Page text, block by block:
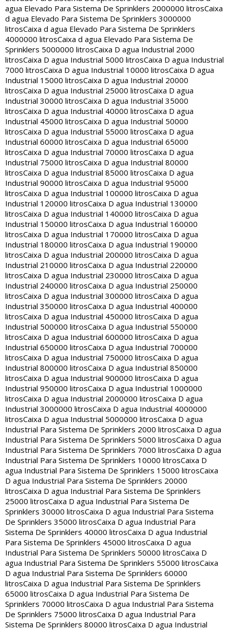
agua Elevado Para Sistema De Sprinklers 2000000 litrosCaixa
d agua Elevado Para Sistema De Sprinklers 3000000
litrosCaixa d agua Elevado Para Sistema De Sprinklers
4000000 litrosCaixa d agua Elevado Para Sistema De
Sprinklers 5000000 litrosCaixa D agua Industrial 2000
litrosCaixa D agua Industrial 5000 litrosCaixa D agua Industrial
7000 litrosCaixa D agua Industrial 10000 litrosCaixa D agua
Industrial 15000 litrosCaixa D agua Industrial 20000
litrosCaixa D agua Industrial 25000 litrosCaixa D agua
Industrial 30000 litrosCaixa D agua Industrial 35000
litrosCaixa D agua Industrial 40000 litrosCaixa D agua
Industrial 45000 litrosCaixa D agua Industrial 50000
litrosCaixa D agua Industrial 55000 litrosCaixa D agua
Industrial 60000 litrosCaixa D agua Industrial 65000
litrosCaixa D agua Industrial 70000 litrosCaixa D agua
Industrial 75000 litrosCaixa D agua Industrial 80000
litrosCaixa D agua Industrial 85000 litrosCaixa D agua
Industrial 90000 litrosCaixa D agua Industrial 95000
litrosCaixa D agua Industrial 100000 litrosCaixa D agua
Industrial 120000 litrosCaixa D agua Industrial 130000
litrosCaixa D agua Industrial 140000 litrosCaixa D agua
Industrial 150000 litrosCaixa D agua Industrial 160000
litrosCaixa D agua Industrial 170000 litrosCaixa D agua
Industrial 180000 litrosCaixa D agua Industrial 190000
litrosCaixa D agua Industrial 200000 litrosCaixa D agua
Industrial 210000 litrosCaixa D agua Industrial 220000
litrosCaixa D agua Industrial 230000 litrosCaixa D agua
Industrial 240000 litrosCaixa D agua Industrial 250000
litrosCaixa D agua Industrial 300000 litrosCaixa D agua
Industrial 350000 litrosCaixa D agua Industrial 400000
litrosCaixa D agua Industrial 450000 litrosCaixa D agua
Industrial 500000 litrosCaixa D agua Industrial 550000
litrosCaixa D agua Industrial 600000 litrosCaixa D agua
Industrial 650000 litrosCaixa D agua Industrial 700000
litrosCaixa D agua Industrial 750000 litrosCaixa D agua
Industrial 800000 litrosCaixa D agua Industrial 850000
litrosCaixa D agua Industrial 900000 litrosCaixa D agua
Industrial 950000 litrosCaixa D agua Industrial 1000000
litrosCaixa D agua Industrial 2000000 litrosCaixa D agua
Industrial 3000000 litrosCaixa D agua Industrial 4000000
litrosCaixa D agua Industrial 5000000 litrosCaixa D agua
Industrial Para Sistema De Sprinklers 2000 litrosCaixa D agua
Industrial Para Sistema De Sprinklers 5000 litrosCaixa D agua
Industrial Para Sistema De Sprinklers 7000 litrosCaixa D agua
Industrial Para Sistema De Sprinklers 10000 litrosCaixa D
agua Industrial Para Sistema De Sprinklers 15000 litrosCaixa
D agua Industrial Para Sistema De Sprinklers 20000
litrosCaixa D agua Industrial Para Sistema De Sprinklers
25000 litrosCaixa D agua Industrial Para Sistema De
Sprinklers 30000 litrosCaixa D agua Industrial Para Sistema
De Sprinklers 35000 litrosCaixa D agua Industrial Para
Sistema De Sprinklers 40000 litrosCaixa D agua Industrial
Para Sistema De Sprinklers 45000 litrosCaixa D agua
Industrial Para Sistema De Sprinklers 50000 litrosCaixa D
agua Industrial Para Sistema De Sprinklers 55000 litrosCaixa
D agua Industrial Para Sistema De Sprinklers 60000
litrosCaixa D agua Industrial Para Sistema De Sprinklers
65000 litrosCaixa D agua Industrial Para Sistema De
Sprinklers 70000 litrosCaixa D agua Industrial Para Sistema
De Sprinklers 75000 litrosCaixa D agua Industrial Para
Sistema De Sprinklers 80000 litrosCaixa D agua Industrial